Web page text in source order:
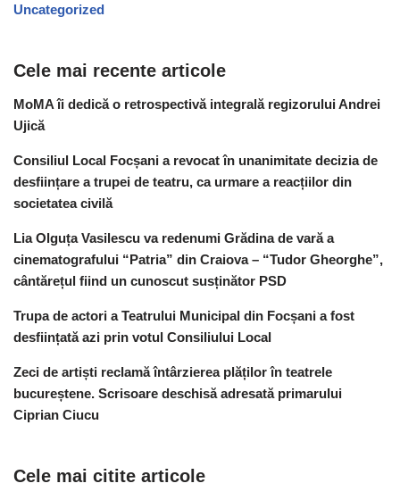
Uncategorized
Cele mai recente articole
MoMA îi dedică o retrospectivă integrală regizorului Andrei
Ujică
Consiliul Local Focșani a revocat în unanimitate decizia de
desființare a trupei de teatru, ca urmare a reacțiilor din
societatea civilă
Lia Olguța Vasilescu va redenumi Grădina de vară a
cinematografului “Patria” din Craiova – “Tudor Gheorghe”,
cântărețul fiind un cunoscut susținător PSD
Trupa de actori a Teatrului Municipal din Focșani a fost
desființată azi prin votul Consiliului Local
Zeci de artiști reclamă întârzierea plăților în teatrele
bucureștene. Scrisoare deschisă adresată primarului
Ciprian Ciucu
Cele mai citite articole